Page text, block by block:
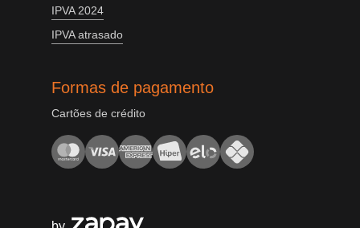
IPVA 2024
IPVA atrasado
Formas de pagamento
Cartões de crédito